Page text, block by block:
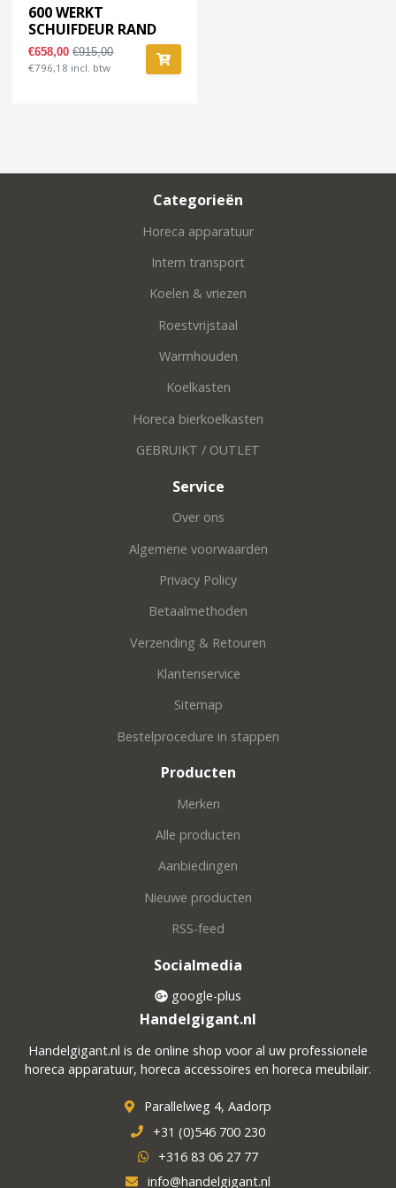
600 WERKT
SCHUIFDEUR RAND
1200
€658,00€915,00
€796,18 incl. btw
Categorieën
Horeca apparatuur
Intern transport
Koelen & vriezen
Roestvrijstaal
Warmhouden
Koelkasten
Horeca bierkoelkasten
GEBRUIKT / OUTLET
Service
Over ons
Algemene voorwaarden
Privacy Policy
Betaalmethoden
Verzending & Retouren
Klantenservice
Sitemap
Bestelprocedure in stappen
Producten
Merken
Alle producten
Aanbiedingen
Nieuwe producten
RSS-feed
Socialmedia
google-plus
Handelgigant.nl
Handelgigant.nl is de online shop voor al uw professionele
horeca apparatuur, horeca accessoires en horeca meubilair.
Parallelweg 4, Aadorp
+31 (0)546 700 230
+316 83 06 27 77
info@handelgigant.nl